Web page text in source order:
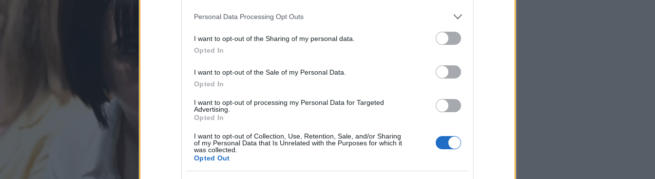
Personal Data Processing Opt Outs
I want to opt-out of the Sharing of my personal data.
Opted In
I want to opt-out of the Sale of my Personal Data.
Opted In
I want to opt-out of processing my Personal Data for Targeted
Advertising.
Opted In
I want to opt-out of Collection, Use, Retention, Sale, and/or Sharing
of my Personal Data that Is Unrelated with the Purposes for which it
was collected.
Opted Out